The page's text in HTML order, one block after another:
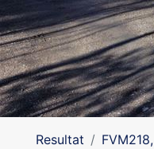
Resultat